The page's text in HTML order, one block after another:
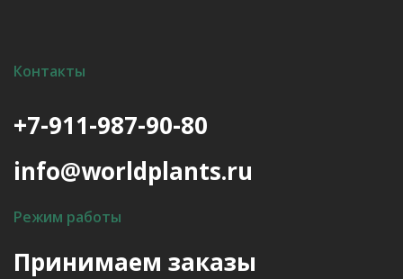
Контакты
+7-911-987-90-80
info@worldplants.ru
Режим работы
Принимаем заказы